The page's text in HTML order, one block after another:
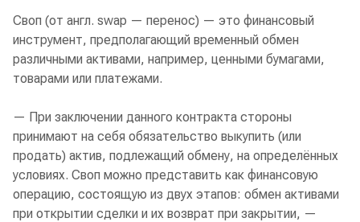
Своп (от англ. swap — перенос) — это финансовый
инструмент, предполагающий временный обмен
различными активами, например, ценными бумагами,
товарами или платежами.
— При заключении данного контракта стороны
принимают на себя обязательство выкупить (или
продать) актив, подлежащий обмену, на определённых
условиях. Своп можно представить как финансовую
операцию, состоящую из двух этапов: обмен активами
при открытии сделки и их возврат при закрытии, —